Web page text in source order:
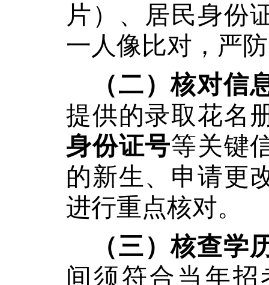
片）、居民身份
一人像比对，严
（二）核对信
提供的录取花名
身份证号等关键
的新生、申请更
进行重点核对。
（三）核查学
间须符合当年